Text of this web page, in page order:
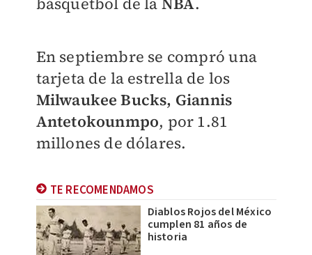
En septiembre se compró una
tarjeta de la estrella de los
Milwaukee Bucks, Giannis
Antetokounmpo, por 1.81
millones de dólares.
TE RECOMENDAMOS
Diablos Rojos del México
cumplen 81 años de
historia